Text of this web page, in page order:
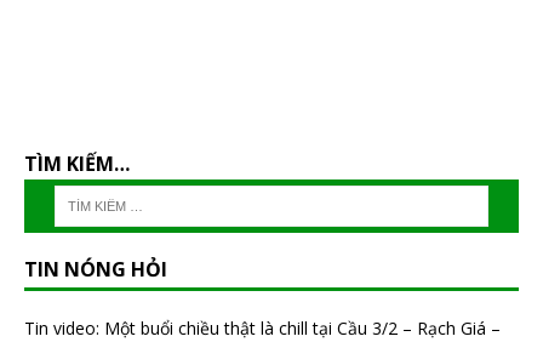
TÌM KIẾM…
TIN NÓNG HỎI
Tin video: Một buổi chiều thật là chill tại Cầu 3/2 – Rạch Giá –